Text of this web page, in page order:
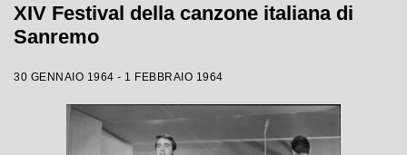
XIV Festival della canzone italiana di
Sanremo
30 GENNAIO 1964 - 1 FEBBRAIO 1964